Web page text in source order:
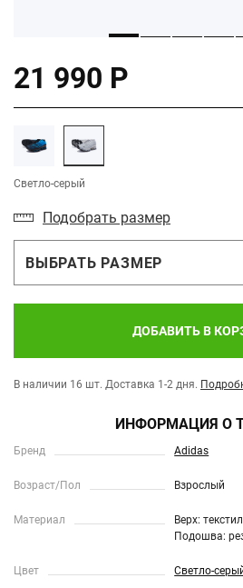
21 990 Р
Светло-серый
Подобрать размер
ВЫБРАТЬ РАЗМЕР
ДОБАВИТЬ В
В наличии 16 шт. Доставка 1-2 дня.
ИНФОРМАЦИЯ О
Бренд Adidas
Возраст/Пол Взрослый
Материал
Верх:
Подошва:
Цвет Светло-